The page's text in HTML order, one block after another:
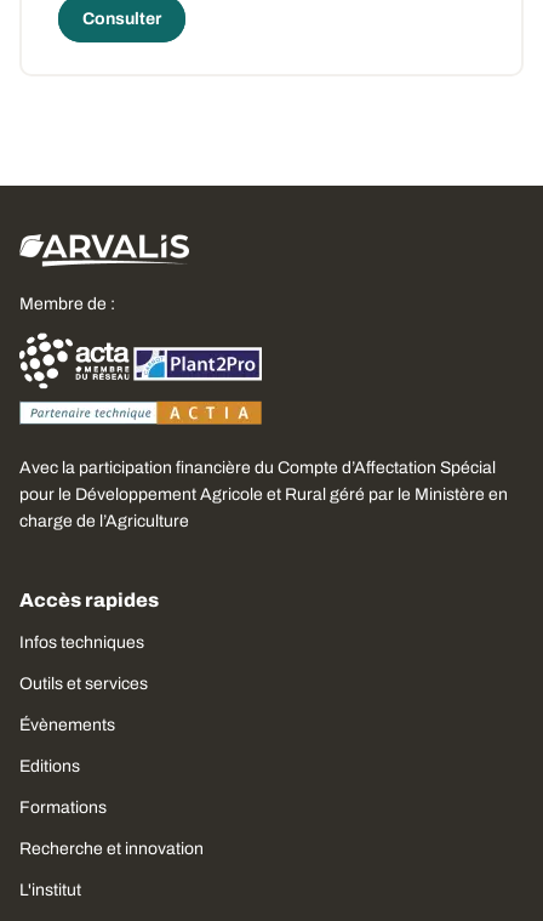
Consulter
Membre de :
Avec la participation financière du Compte d’Affectation Spécial
pour le Développement Agricole et Rural géré par le Ministère en
charge de l’Agriculture
Accès rapides
Infos techniques
Outils et services
Évènements
Editions
Formations
Recherche et innovation
L'institut